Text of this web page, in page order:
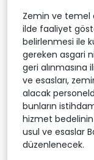
Zemin ve temel
ilde faaliyet
belirlenmesi ile
gereken asgari
geri alınmasına
ve esasları,
alacak
bunların
hizmet
usul ve esaslar
düzenlenecek.